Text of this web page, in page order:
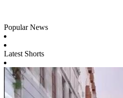
Popular News
Latest Shorts